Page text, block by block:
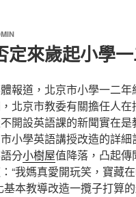
定來歲起小學
道，北京市小學一二年
北京市教委有關擔任人在
開設英語課的新聞實在是
小學英語講授改造的詳
分小樹屋值降落，凸起
“我媽真愛開玩笑，寶藏
本教導改造一攬子打算